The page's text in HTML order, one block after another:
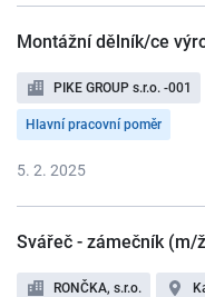
Montážní dělník/ce
PIKE GROUP s.r.o. -001
Hlavní pracovní poměr
5. 2. 2025
Svářeč - zámečník (m/
RONČKA, s.r.o.